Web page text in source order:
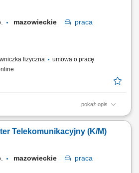
mazowieckie
praca
fizyczna
umowa o pracę
pokaż opis
całej Polski Baza zespołu: Olsztyn
Co będziesz robić: W zależności od
instalacje i urządzenia; układać,
korzystać z dokumentacji technicznej;
Telekomunikacyjny (K/M)
mazowieckie
praca